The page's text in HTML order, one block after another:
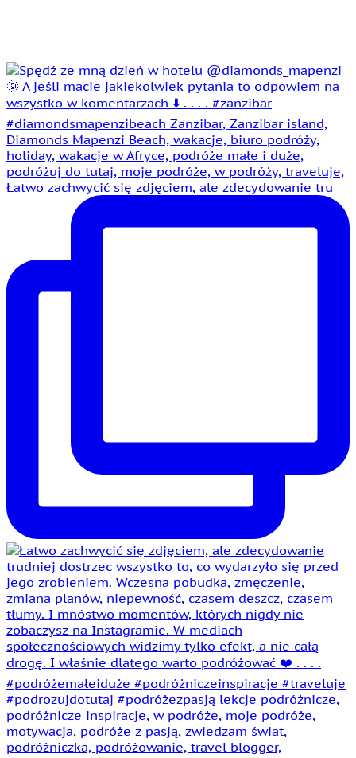
Łatwo zachwycić się zdjęciem, ale zdecydowanie tru